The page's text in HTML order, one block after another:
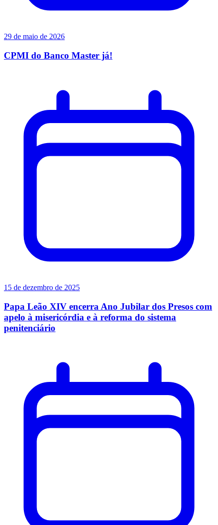
29 de maio de 2026
CPMI do Banco Master já!
15 de dezembro de 2025
Papa Leão XIV encerra Ano Jubilar dos Presos com
apelo à misericórdia e à reforma do sistema
penitenciário